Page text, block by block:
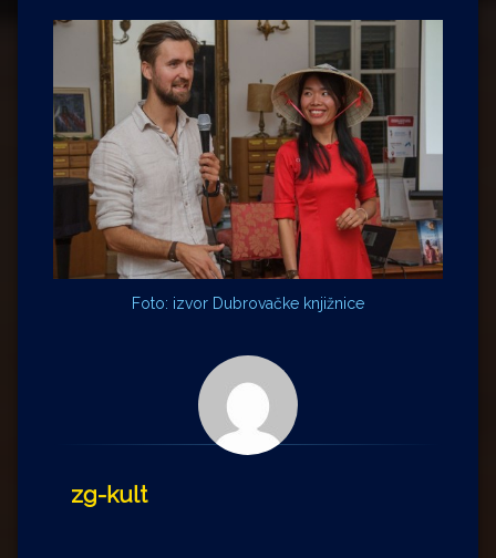
Foto: izvor Dubrovačke knjižnice
zg-kult